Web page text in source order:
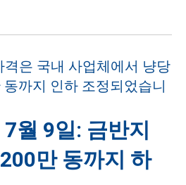
월 9일: 금반지
만 동까지 하